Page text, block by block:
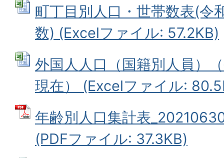
町丁目別人口・世帯数表(令
数) (Excelファイル: 57.2KB)
外国人人口（国籍別人員）
現在） (Excelファイル:
年齢別人口集計表
(PDFファイル: 37.3KB)